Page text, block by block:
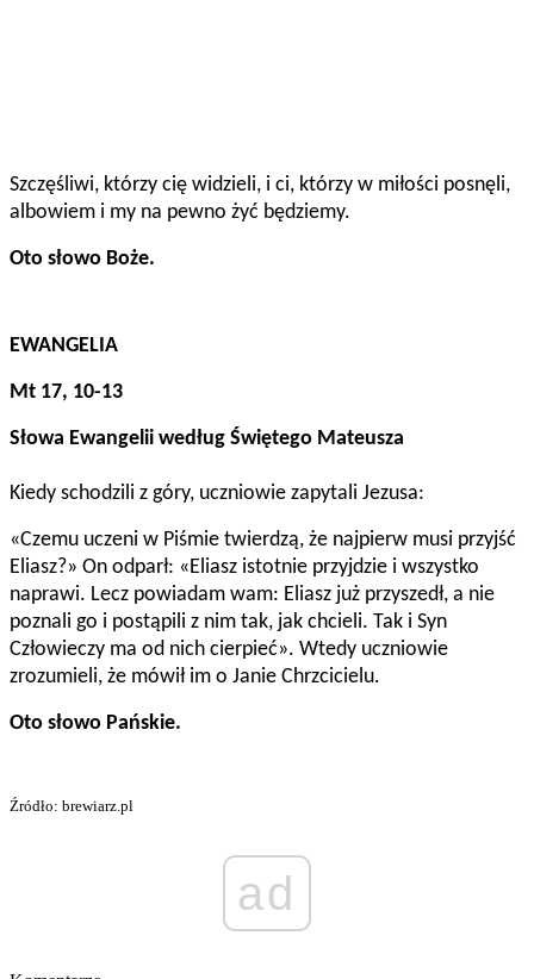
Szczęśliwi, którzy cię widzieli, i ci, którzy w miłości posnęli,
albowiem i my na pewno żyć będziemy.
Oto słowo Boże.
EWANGELIA
Mt 17, 10-13
Słowa Ewangelii według Świętego Mateusza
Kiedy schodzili z góry, uczniowie zapytali Jezusa:
«Czemu uczeni w Piśmie twierdzą, że najpierw musi przyjść
Eliasz?» On odparł: «Eliasz istotnie przyjdzie i wszystko
naprawi. Lecz powiadam wam: Eliasz już przyszedł, a nie
poznali go i postąpili z nim tak, jak chcieli. Tak i Syn
Człowieczy ma od nich cierpieć». Wtedy uczniowie
zrozumieli, że mówił im o Janie Chrzcicielu.
Oto słowo Pańskie.
Źródło: brewiarz.pl
ad